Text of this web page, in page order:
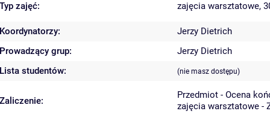
Typ zajęć: zajęcia warsztatowe,
Koordynatorzy:
Jerzy Dietrich
Prowadzący grup:
Jerzy Dietrich
Lista studentów:
(nie masz dostępu)
Zaliczenie:
Przedmiot - Ocena
zajęcia warsztatowe -